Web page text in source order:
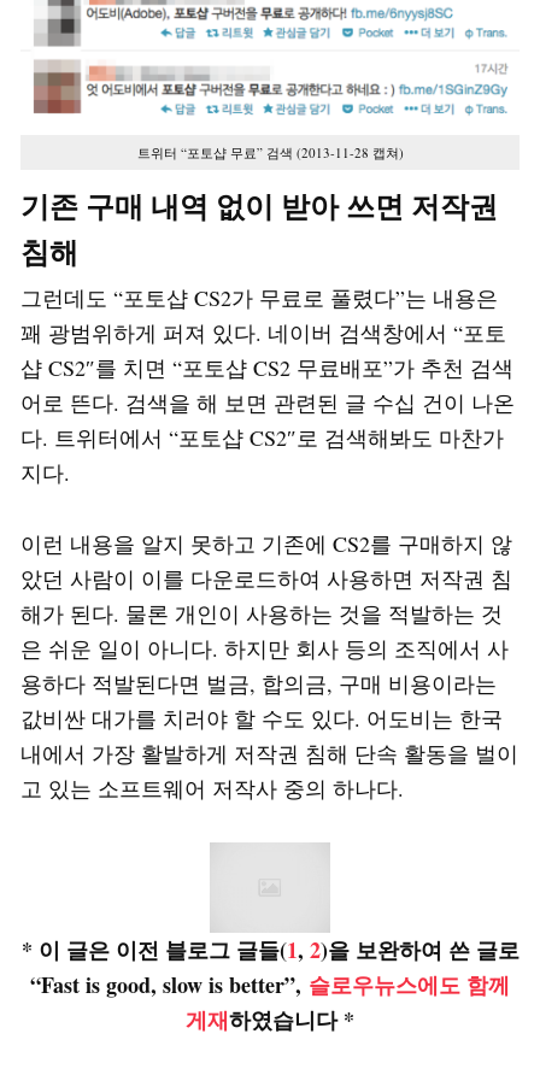
트위터 “포토샵 무료” 검색 (2013-11-28 캡쳐)
기존 구매 내역 없이 받아 쓰면 저작권
침해
그런데도 “포토샵 CS2가 무료로 풀렸다”는 내용은
꽤 광범위하게 퍼져 있다. 네이버 검색창에서 “포토
샵 CS2″를 치면 “포토샵 CS2 무료배포”가 추천 검색
어로 뜬다. 검색을 해 보면 관련된 글 수십 건이 나온
다. 트위터에서 “포토샵 CS2″로 검색해봐도 마찬가
지다.
이런 내용을 알지 못하고 기존에 CS2를 구매하지 않
았던 사람이 이를 다운로드하여 사용하면 저작권 침
해가 된다. 물론 개인이 사용하는 것을 적발하는 것
은 쉬운 일이 아니다. 하지만 회사 등의 조직에서 사
용하다 적발된다면 벌금, 합의금, 구매 비용이라는
값비싼 대가를 치러야 할 수도 있다. 어도비는 한국
내에서 가장 활발하게 저작권 침해 단속 활동을 벌이
고 있는 소프트웨어 저작사 중의 하나다.
* 이 글은 이전 블로그 글들(1, 2)을 보완하여 쓴 글로
“Fast is good, slow is better”, 슬로우뉴스에도 함께
게재하였습니다 *